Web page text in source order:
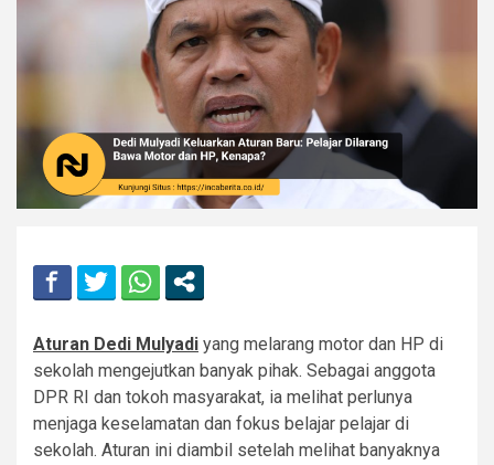
Aturan Dedi Mulyadi yang melarang motor dan HP di
sekolah mengejutkan banyak pihak. Sebagai anggota
DPR RI dan tokoh masyarakat, ia melihat perlunya
menjaga keselamatan dan fokus belajar pelajar di
sekolah. Aturan ini diambil setelah melihat banyaknya